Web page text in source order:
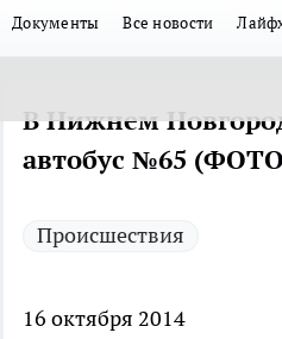
Документы Все новости
В Нижнем
автобус №65
Происшествия
16 октября 2014